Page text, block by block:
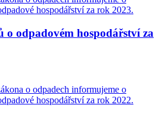
hospodářství za rok 2023.
odpadovém hospodářství za
o odpadech informujeme o
hospodářství za rok 2022.